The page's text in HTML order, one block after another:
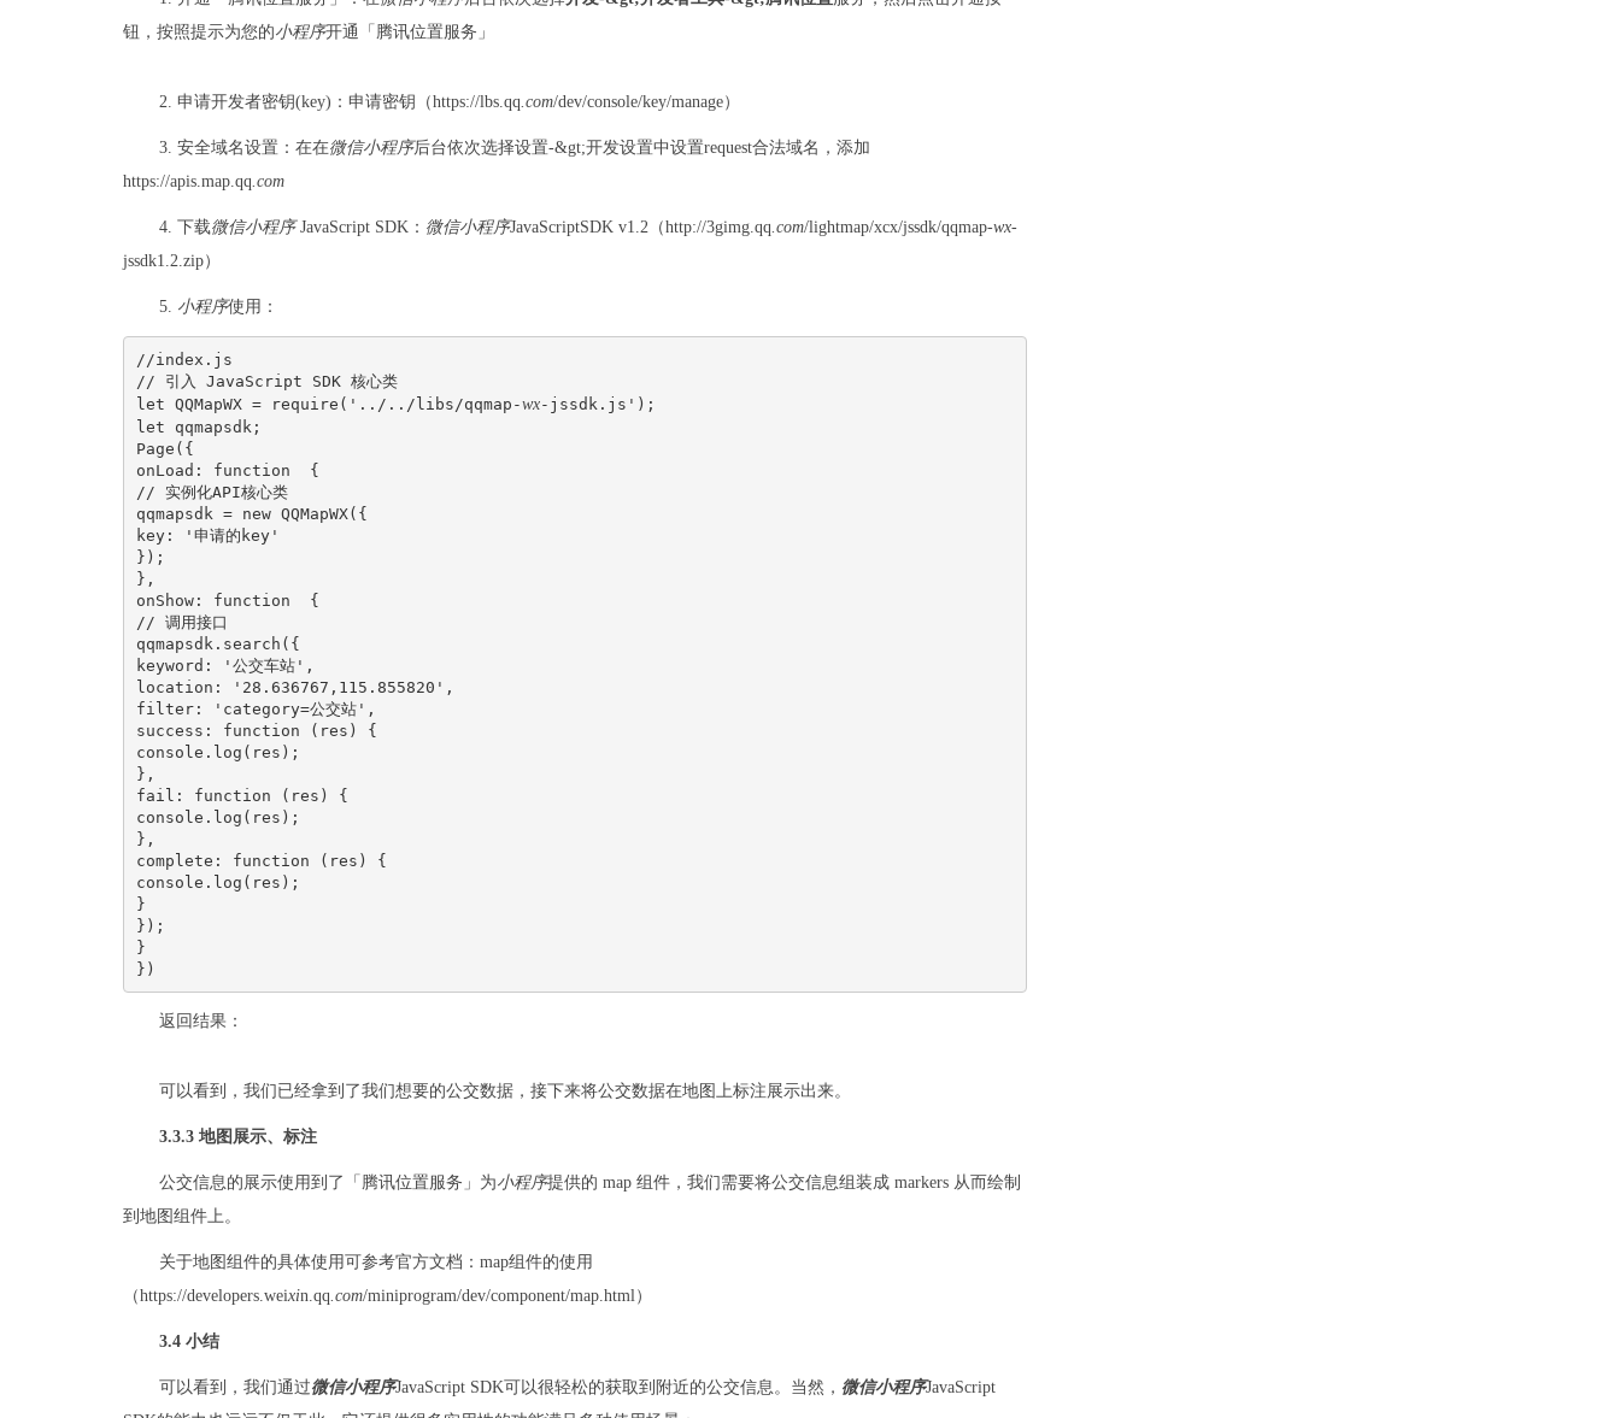
钮，按照提示为您的小程序开通「腾讯位置服务」
2. 申请开发者密钥(key)：申请密钥（https://lbs.qq.com/dev/console/key/manage）
3. 安全域名设置：在在微信小程序后台依次选择设置-&gt;开发设置中设置request合法域名，添加
https://apis.map.qq.com
4. 下载微信小程序JavaScript SDK： 微信小程序JavaScriptSDK v1.2（http://3gimg.qq.com/lightmap/xcx/jssdk/qqmap-wx-
jssdk1.2.zip）
5. 小程序使用：
//index.js
// 引入 JavaScript SDK 核心类
let QQMapWX = require('../../libs/qqmap-wx-jssdk.js');
let qqmapsdk;
Page({
onLoad: function  {
// 实例化API核心类
qqmapsdk = new QQMapWX({
key: '申请的key'
});
},
onShow: function  {
// 调用接口
qqmapsdk.search({
keyword: '公交车站',
location: '28.636767,115.855820',
filter: 'category=公交站',
success: function (res) {
console.log(res);
},
fail: function (res) {
console.log(res);
},
complete: function (res) {
console.log(res);
}
});
}
})
返回结果：
可以看到，我们已经拿到了我们想要的公交数据，接下来将公交数据在地图上标注展示出来。
3.3.3 地图展示、标注
公交信息的展示使用到了「腾讯位置服务」为小程序提供的 map 组件，我们需要将公交信息组装成 markers 从而绘制
到地图组件上。
关于地图组件的具体使用可参考官方文档：map组件的使用
（https://developers.weixin.qq.com/miniprogram/dev/component/map.html）
3.4 小结
可以看到，我们通过微信小程序JavaScript SDK可以很轻松的获取到附近的公交信息。当然， 微信小程序JavaScript